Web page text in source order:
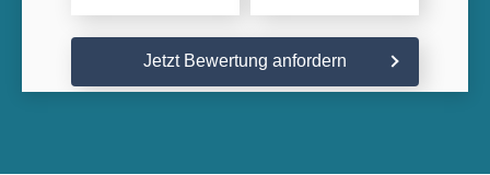
Jetzt Bewertung anfordern